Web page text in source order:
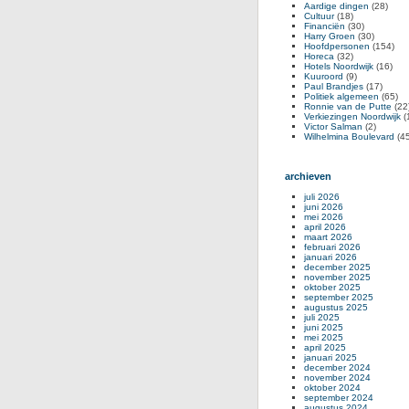
Aardige dingen (28)
Cultuur(18)
Financiën (30)
Harry Groen (30)
Hoofdpersonen (154)
Horeca (32)
Hotels Noordwijk (16)
Kuuroord (9)
Paul Brandjes (17)
Politiek algemeen (65)
Ronnie van de Putte
Verkiezingen Noordwijk
Victor Salman (2)
Wilhelmina Boulevard
archieven
juli 2026
juni 2026
mei 2026
april 2026
maart 2026
februari 2026
januari 2026
december 2025
november 2025
oktober 2025
september 2025
augustus 2025
juli 2025
juni 2025
mei 2025
april 2025
januari 2025
december 2024
november 2024
oktober 2024
september 2024